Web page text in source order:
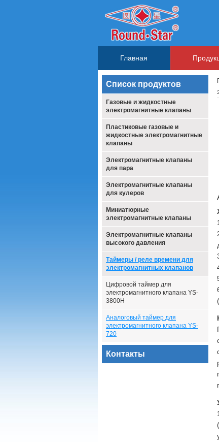
Главная
Список продуктов
Газовые и жидкостные
электромагнитные клапаны
Пластиковые газовые и
жидкостные электромагнитные
клапаны
Электромагнитные клапаны
для пара
Электромагнитные клапаны
для кулеров
Миниатюрные
электромагнитные клапаны
Электромагнитные клапаны
высокого давления
Таймеры / реле времени для
электромагнитных клапанов
Цифровой таймер для
электромагнитного клапана YS-
3800H
Аналоговый таймер для
электромагнитного клапана YS-
720
Контакты